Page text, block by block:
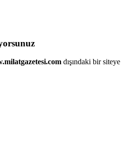
dışındaki bir siteye